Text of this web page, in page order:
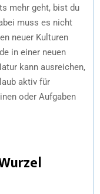
mehr geht, bist du
muss es nicht
neuer Kulturen
in einer neuen
kann ausreichen,
aktiv für
oder Aufgaben